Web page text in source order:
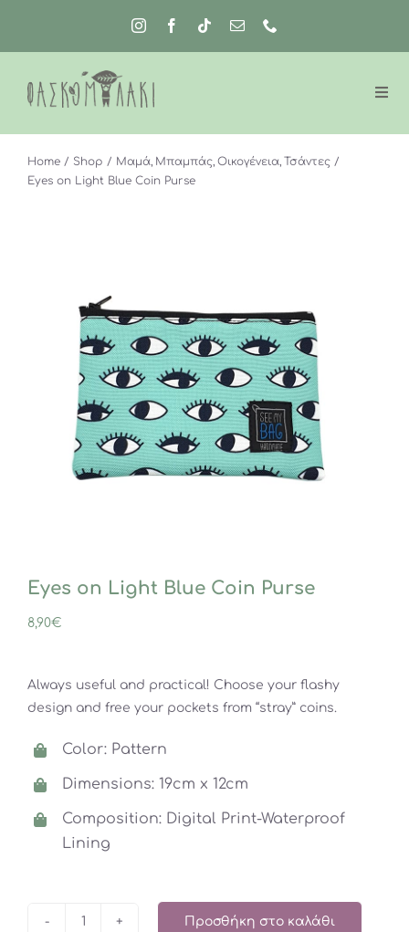
περιεχόμενο
Home Shop Μαμά Μπαμπάς Οικογένεια Τσάντες
Eyes on Light Blue Coin Purse
Eyes on Light Blue Coin Purse
8,90€
Always useful and practical! Choose your flashy
design and free your pockets from “stray” coins.
Color: Pattern
Dimensions: 19cm x 12cm
Composition: Digital Print-Waterproof
Lining
Προσθήκη στο καλάθι